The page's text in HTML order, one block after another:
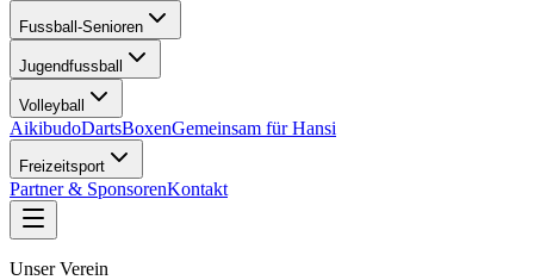
Fussball-Senioren
Jugendfussball
Volleyball
AikibudoDartsBoxenGemeinsam für Hansi
Freizeitsport
Partner & SponsorenKontakt
Unser Verein